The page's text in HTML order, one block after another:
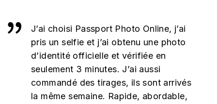
J’ai choisi Passport Photo Online, j’ai
pris un selfie et j’ai obtenu une photo
d’identité officielle et vérifiée en
seulement 3 minutes. J’ai aussi
commandé des tirages, ils sont arrivés
la même semaine. Rapide, abordable,